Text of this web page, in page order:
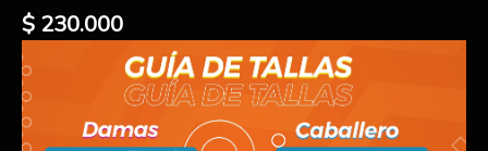
$ 230.000